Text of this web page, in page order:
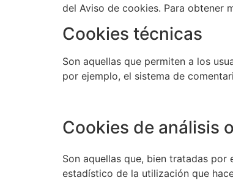
del Aviso de cookies. Para obtener
Cookies técnicas
Son aquellas que permiten a los
por ejemplo, el sistema de
Cookies de análisis
Son aquellas que, bien tratadas
estadístico de la utilización que